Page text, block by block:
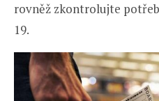
rovněž zkontrolujte
19.